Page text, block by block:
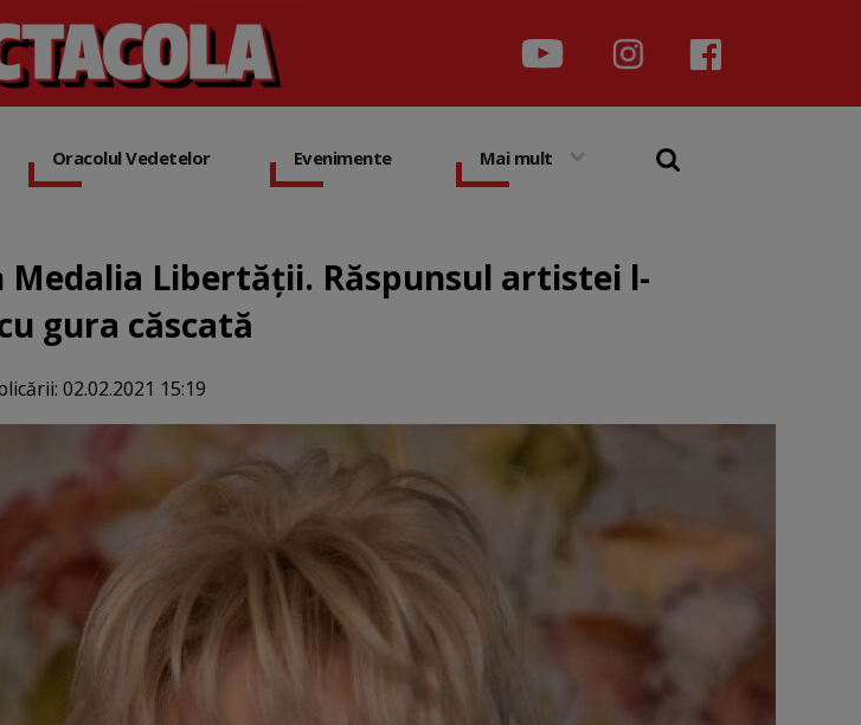
Oracolul Vedetelor Evenimente Mai mult
Libertăţii. Răspunsul artistei l-
gura căscată
02.02.2021 15:19